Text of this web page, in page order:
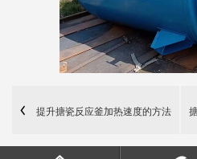
提升搪瓷反应釜加热速度的方法